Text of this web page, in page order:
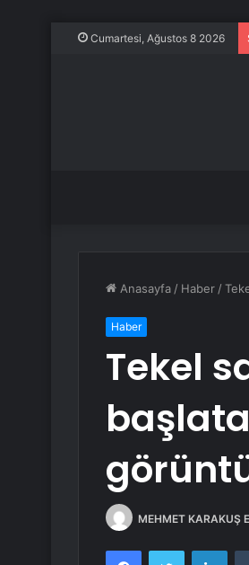
Cumartesi, Ağustos 8 2026
Anasayfa / Haber /
Haber
Tekel
MEHMET KARAKUŞ
FacebookTwitter